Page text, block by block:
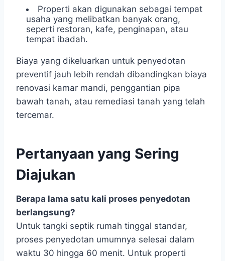
Properti akan digunakan sebagai tempat
usaha yang melibatkan banyak orang,
seperti restoran, kafe, penginapan, atau
tempat ibadah.
Biaya yang dikeluarkan untuk penyedotan
preventif jauh lebih rendah dibandingkan biaya
renovasi kamar mandi, penggantian pipa
bawah tanah, atau remediasi tanah yang telah
tercemar.
Pertanyaan yang Sering
Diajukan
Berapa lama satu kali proses penyedotan
berlangsung?
Untuk tangki septik rumah tinggal standar,
proses penyedotan umumnya selesai dalam
waktu 30 hingga 60 menit. Untuk properti